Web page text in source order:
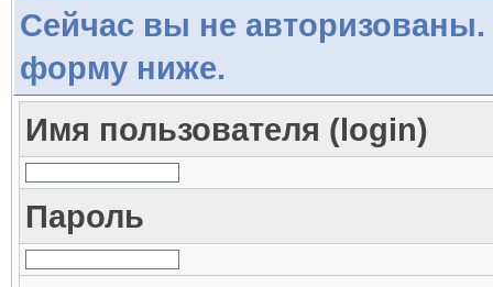
Сейчас вы не авторизованы.
форму ниже.
Имя пользователя (login)
Пароль